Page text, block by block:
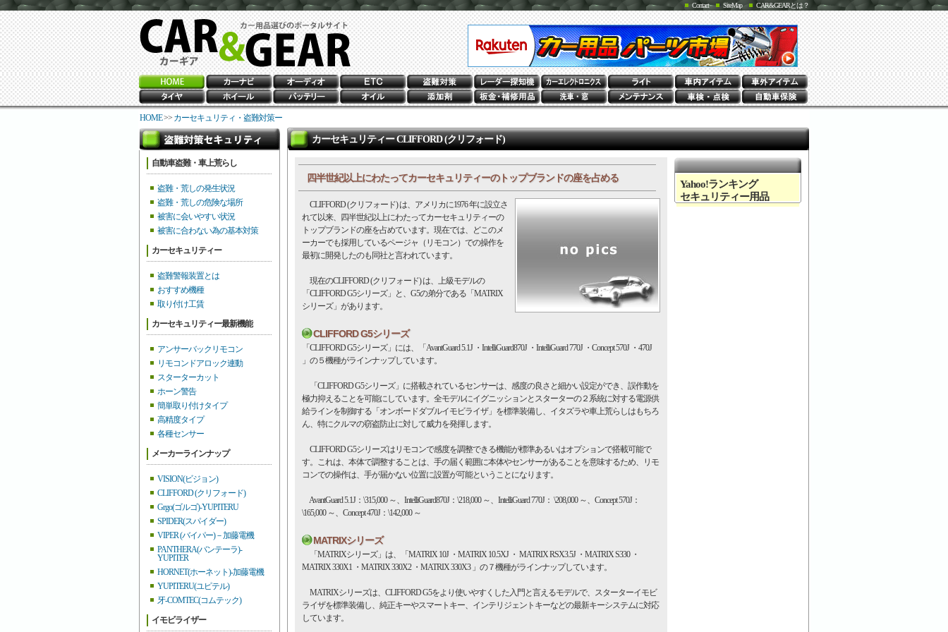
CAR&GEARとは？
SiteMap
Contact
HOME>> カーセキュリティ・盗難対策ー
自動車盗難・車上荒らし
盗難・荒しの発生状況
盗難・荒しの危険な場所
被害に会いやすい状況
被害に合わない為の基本対策
カーセキュリティー
盗難警報装置とは
おすすめ機種
取り付け工賃
カーセキュリティー最新機能
アンサーバックリモコン
リモコンドアロック連動
スターターカット
ホーン警告
簡単取り付けタイプ
高精度タイプ
各種センサー
メーカーラインナップ
VISION(ビジョン)
CLIFFORD (クリフォード)
Grgo(ゴルゴ)-YUPITERU
SPIDER(スパイダー)
VIPER (バイパー)－加藤電機
PANTHERA(バンテーラ)-
YUPITER
HORNET(ホーネット)-加藤電機
YUPITERU(ユピテル)
牙-COMTEC(コムテック)
イモビライザー
カーセキュリティー CLIFFORD (クリフォード)
四半世紀以上にわたってカーセキュリティーのトップブランドの座を占める
CLIFFORD (クリフォード) は、アメリカに1976 年に設立さ
れて以来、四半世紀以上にわたってカーセキュリティーの
トップブランドの座を占めています。現在では、どこのメ
ーカーでも採用しているページャ（リモコン）での操作を
最初に開発したのも同社と言われています。
現在のCLIFFORD (クリフォード) は、上級モデルの
「CLIFFORD G5シリーズ」と、G5の弟分である「MATRIX
シリーズ」があります。
CLIFFORD G5シリーズ
「CLIFFORD G5シリーズ」には、「AvantGuard 5.1J ・IntelliGuard870J ・IntelliGuard 770J ・Concept 570J ・470J
」の５機種がラインナップしています。
「CLIFFORD G5シリーズ」に搭載されているセンサーは、感度の良さと細かい設定ができ、誤作動を
極力抑えることを可能にしています。全モデルにイグニッションとスターターの２系統に対する電源供
給ラインを制御する「オンボードダブルイモビライザ」を標準装備し、イタズラや車上荒らしはもちろ
ん、特にクルマの窃盗防止に対して威力を発揮します。
CLIFFORD G5シリーズはリモコンで感度を調整できる機能が標準あるいはオプションで搭載可能で
す。これは、本体で調整することは、手の届く範囲に本体やセンサーがあることを意味するため、リモ
コンでの操作は、手が届かない位置に設置が可能ということになります。
AvantGuard 5.1J：\315,000 ～、IntelliGuard870J：\218,000 ～、IntelliGuard 770J： \208,000 ～、Concept 570J：
\165,000 ～、Concept 470J：\142,000 ～
MATRIXシリーズ
「MATRIXシリーズ」は、「MATRIX 10J ・MATRIX 10.5XJ ・ MATRIX RSX3.5J ・MATRIX S330 ・
MATRIX 330X1 ・MATRIX 330X2 ・MATRIX 330X3 」の７機種がラインナップしています。
MATRIXシリーズは、CLIFFORD G5をより使いやすくした入門と言えるモデルで、スターターイモビ
ライザを標準装備し、純正キーやスマートキー、インテリジェントキーなどの最新キーシステムに対応
しています。
Yahoo!ランキング
セキュリティー用品